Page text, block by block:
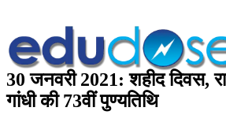
30 जनवरी 2021: शहीद दिवस,
गांधी की 73वीं पुण्यतिथि